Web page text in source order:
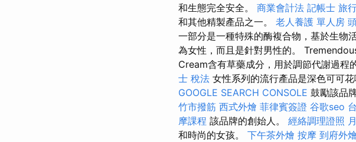
和生態完全安全。 商業會計法 記帳士 旅
和其他精製產品之一。 老人養護 單人房
一部分是一種特殊的酶複合物，基於生物
為女性，而且是針對男性的。
Cream含有草藥成分，用於調節代謝過程
士 稅法 女性系列的流行產品是深色可可
GOOGLE SEARCH CONSOLE 鼓勵該品
竹市撥筋 西式外燴 菲律賓簽證 谷歌seo
摩課程 該品牌的創始人。 經絡調理證照
和時尚的女孩。 下午茶外燴 按摩 到府外燴